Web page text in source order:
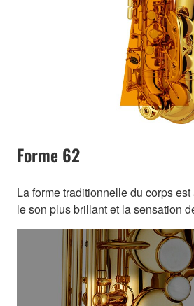
Forme 62
La forme traditionnelle du corps
le son plus brillant et la sensation